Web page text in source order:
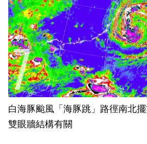
白海豚颱風「海豚跳」路徑南北
雙眼牆結構有關